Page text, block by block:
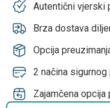
Autentični vjerski
Brza dostava
Opcija
2 načina
Zajamčena opcija